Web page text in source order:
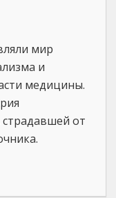
мир
и
медицины.
от